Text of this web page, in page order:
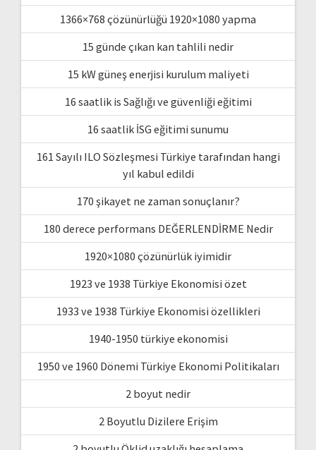
1366×768 çözünürlüğü 1920×1080 yapma
15 günde çıkan kan tahlili nedir
15 kW güneş enerjisi kurulum maliyeti
16 saatlik is Sağlığı ve güvenliği eğitimi
16 saatlik İSG eğitimi sunumu
161 Sayılı ILO Sözleşmesi Türkiye tarafından hangi
yıl kabul edildi
170 şikayet ne zaman sonuçlanır?
180 derece performans DEĞERLENDİRME Nedir
1920×1080 çözünürlük iyimidir
1923 ve 1938 Türkiye Ekonomisi özet
1933 ve 1938 Türkiye Ekonomisi özellikleri
1940-1950 türkiye ekonomisi
1950 ve 1960 Dönemi Türkiye Ekonomi Politikaları
2 boyut nedir
2 Boyutlu Dizilere Erişim